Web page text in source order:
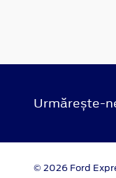
Urmărește-
© 2026 Ford